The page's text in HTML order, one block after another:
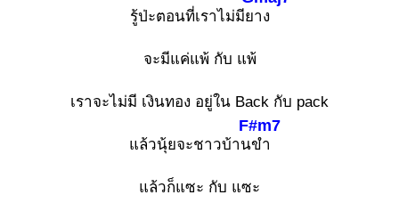
รู้ป่ะตอนที่เราไม่มียาง
จะมีแค่แพ้ กับ แพ้
เราจะไม่มี เงินทอง อยู่ใน Back กับ pack
แล้วนุ้ยจะชาวบ้าน
F#m7
ขำ
แล้วก็แซะ กับ แซะ